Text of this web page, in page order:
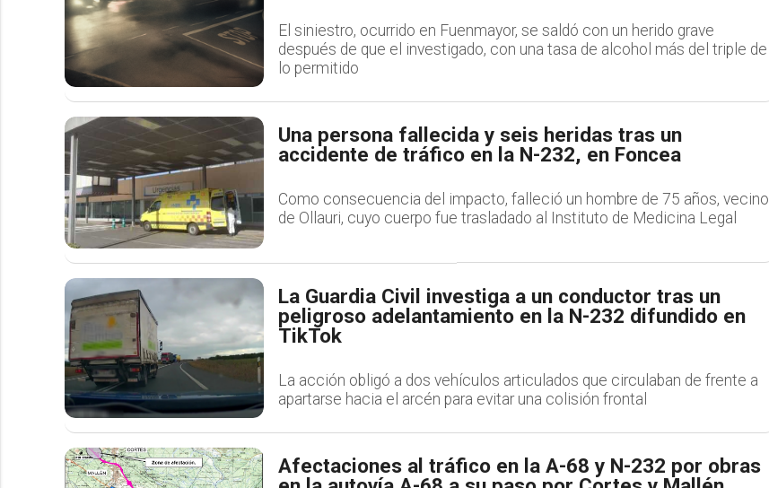
El siniestro, ocurrido en Fuenmayor, se saldó con un herido grave
después de que el investigado, con una tasa de alcohol más del triple de
lo permitido
Una persona fallecida y seis heridas tras un
accidente de tráfico en la N-232, en Foncea
Como consecuencia del impacto, falleció un hombre de 75 años, vecino
de Ollauri, cuyo cuerpo fue trasladado al Instituto de Medicina Legal
La Guardia Civil investiga a un conductor tras un
peligroso adelantamiento en la N-232 difundido en
TikTok
La acción obligó a dos vehículos articulados que circulaban de frente a
apartarse hacia el arcén para evitar una colisión frontal
Afectaciones al tráfico en la A-68 y N-232 por obras